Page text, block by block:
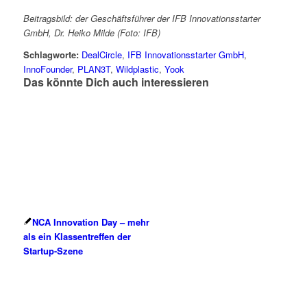
Beitragsbild: der Geschäftsführer der IFB Innovationsstarter
GmbH, Dr. Heiko Milde (Foto: IFB)
Schlagworte: DealCircle, IFB Innovationsstarter GmbH,
InnoFounder, PLAN3T, Wildplastic, Yook
Das könnte Dich auch interessieren
NCA Innovation Day – mehr
als ein Klassentreffen der
Startup-Szene